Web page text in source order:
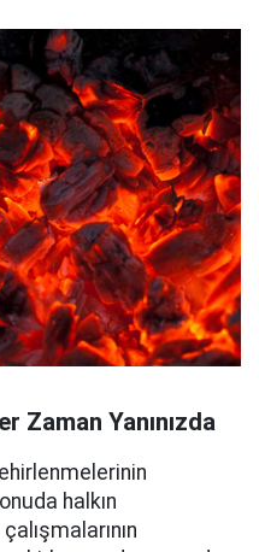
Zaman Yanınızda
halkın